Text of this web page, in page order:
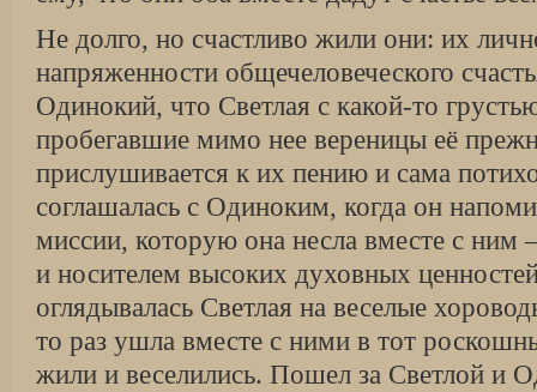
Не долго, но счастливо жили они: их
напряженности общечеловеческого
Одинокий, что Светлая с какой-то
пробегавшие мимо нее вереницы её
прислушивается к их пению и сама
соглашалась с Одиноким, когда он
миссии, которую она несла вместе с
и носителем высоких духовных
оглядывалась Светлая на веселые
то раз ушла вместе с ними в тот
жили и веселились. Пошел за Светлой и